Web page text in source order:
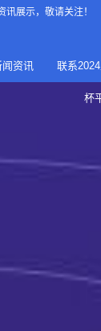
展示，敬请关注！
闻资讯 联系
杯